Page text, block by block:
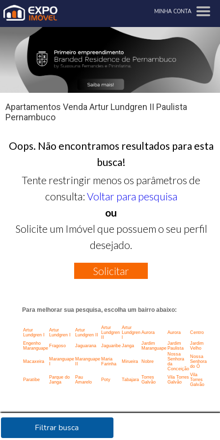
MINHA CONTA
Filtrar busca
Apartamentos Venda Artur Lundgren II Paulista
Pernambuco
Oops. Não encontramos resultados para esta
busca!
Tente restringir menos os parâmetros de
consulta: Voltar para pesquisa
ou
Solicite um Imóvel que possuem o seu perfil
desejado.
Solicitar
Para melhorar sua pesquisa, escolha um bairro abaixo:
Artur
Lundgren I
Artur
Lundgren I
Artur
Lundgren II
Artur
Lundgren
Artur
Lundgren Aurora Aurora Centro
Engenho
Maranguape Fragoso Jaguarana Jaguaribe Janga
Jardim
Maranguape
Jardim
Paulista
Jardim
Velho
Macaxeira
Maranguape Maranguape Maria
Farinha
Mirueira Nobre
Nossa
Senhora
da
Conceição
Nossa
Senhora
do Ó
Paratibe
Parque do
Janga
Pau
Amarelo
Poty Tabajara Torres
Galvão
Vila Torres
Galvão
Vila
Torres
Galvão